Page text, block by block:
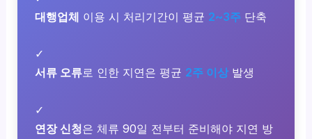
대행업체 이용 시 처리기간이 평균 2~3주 단축
✓
서류 오류로 인한 지연은 평균 2주 이상 발생
✓
연장 신청은 체류 90일 전부터 준비해야 지연 방